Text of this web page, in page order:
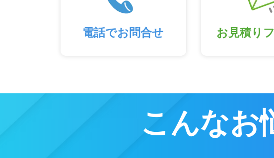
電話でお問合せ お見積り
こんなお